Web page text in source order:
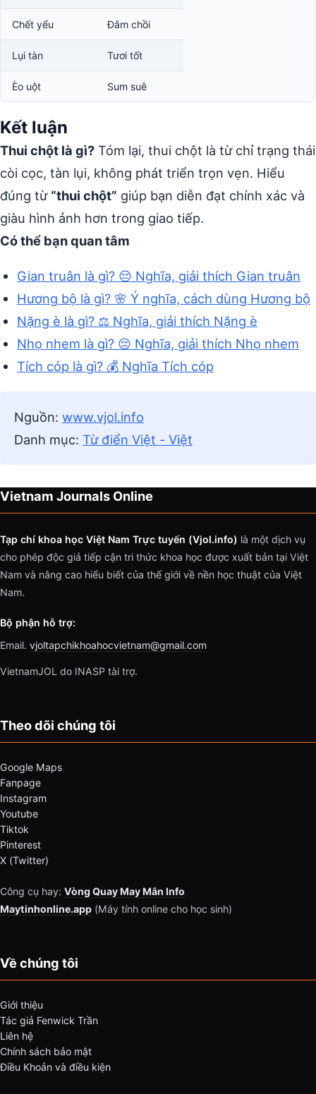
Chết yểu Đâm chồi
Lụi tàn Tươi tốt
Èo uột Sum suê
Kết luận
Thui chột là gì? Tóm lại, thui chột là từ chỉ trạng thái
còi cọc, tàn lụi, không phát triển trọn vẹn. Hiểu
đúng từ “thui chột” giúp bạn diễn đạt chính xác và
giàu hình ảnh hơn trong giao tiếp.
Có thể bạn quan tâm
Gian truân là gì? 😔 Nghĩa, giải thích Gian truân
Hương bộ là gì? 🌸 Ý nghĩa, cách dùng Hương bộ
Nặng è là gì? ⚖️ Nghĩa, giải thích Nặng è
Nhọ nhem là gì? 😔 Nghĩa, giải thích Nhọ nhem
Tích cóp là gì? 💰 Nghĩa Tích cóp
Nguồn: www.vjol.info
Danh mục: Từ điển Việt - Việt
Vietnam Journals Online
Tạp chí khoa học Việt Nam Trực tuyến (Vjol.info) là một dịch vụ
cho phép độc giả tiếp cận tri thức khoa học được xuất bản tại Việt
Nam và nâng cao hiểu biết của thế giới về nền học thuật của Việt
Nam.
Bộ phận hỗ trợ:
Email. vjoltapchikhoahocvietnam@gmail.com
VietnamJOL do INASP tài trợ.
Theo dõi chúng tôi
Google Maps
Fanpage
Instagram
Youtube
Tiktok
Pinterest
X (Twitter)
Công cụ hay: Vòng Quay May Mắn Info
Maytinhonline.app (Máy tính online cho học sinh)
Về chúng tôi
Giới thiệu
Tác giả Fenwick Trần
Liên hệ
Chính sách bảo mật
Điều Khoản và điều kiện